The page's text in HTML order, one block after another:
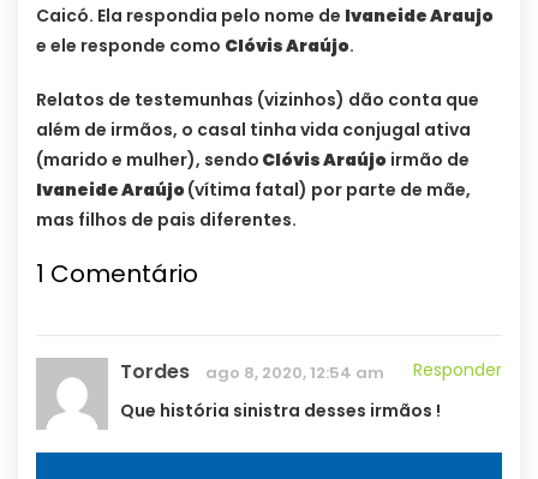
Caicó. Ela respondia pelo nome de Ivaneide Araujo
e ele responde como Clóvis Araújo.
Relatos de testemunhas (vizinhos) dão conta que
além de irmãos, o casal tinha vida conjugal ativa
(marido e mulher), sendo Clóvis Araújo irmão de
Ivaneide Araújo (vítima fatal) por parte de mãe,
mas filhos de pais diferentes.
1 Comentário
Tordes ago 8, 2020, 12:54 am
Responder
Que história sinistra desses irmãos !